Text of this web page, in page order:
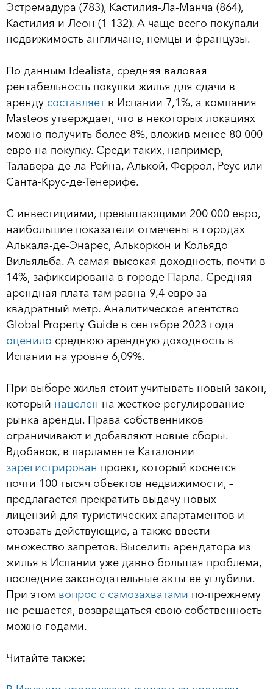
Эстремадура (783), Кастилия-Ла-Манча (864),
Кастилия и Леон (1 132). А чаще всего покупали
недвижимость англичане, немцы и французы.
По данным Idealista, средняя валовая
рентабельность покупки жилья для сдачи в
аренду составляет в Испании 7,1%, а компания
Masteos утверждает, что в некоторых локациях
можно получить более 8%, вложив менее 80 000
евро на покупку. Среди таких, например,
Талавера-де-ла-Рейна, Алькой, Феррол, Реус или
Санта-Крус-де-Тенерифе.
С инвестициями, превышающими 200 000 евро,
наибольшие показатели отмечены в городах
Алькала-де-Энарес, Алькоркон и Кольядо
Вильяльба. А самая высокая доходность, почти в
14%, зафиксирована в городе Парла. Средняя
арендная плата там равна 9,4 евро за
квадратный метр. Аналитическое агентство
Global Property Guide в сентябре 2023 года
оценило среднюю арендную доходность в
Испании на уровне 6,09%.
При выборе жилья стоит учитывать новый закон,
который нацелен на жесткое регулирование
рынка аренды. Права собственников
ограничивают и добавляют новые сборы.
Вдобавок, в парламенте Каталонии
зарегистрирован проект, который коснется
почти 100 тысяч объектов недвижимости, –
предлагается прекратить выдачу новых
лицензий для туристических апартаментов и
отозвать действующие, а также ввести
множество запретов. Выселить арендатора из
жилья в Испании уже давно большая проблема,
последние законодательные акты ее углубили.
При этом вопрос с самозахватами по-прежнему
не решается, возвращаться свою собственность
можно годами.
Читайте также: